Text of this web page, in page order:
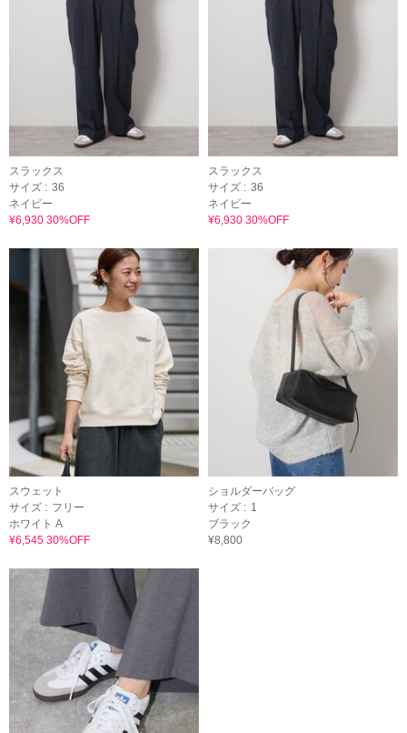
スラックス
サイズ : 36
ネイビー
¥6,930 30%OFF
スラックス
サイズ : 36
ネイビー
¥6,930 30%OFF
スウェット
サイズ : フリー
ホワイト A
¥6,545 30%OFF
ショルダーバッグ
サイズ : 1
ブラック
¥8,800